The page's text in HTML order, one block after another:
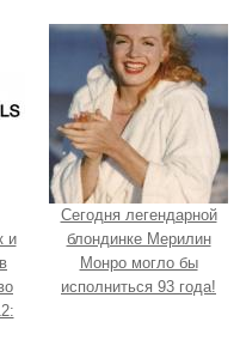
и
Сегодня легендарной
блондинке Мерилин
Монро могло бы
исполниться 93 года!